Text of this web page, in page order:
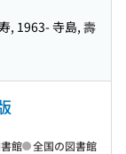
, 1963- 寺島, 壽
館 全国の図書館